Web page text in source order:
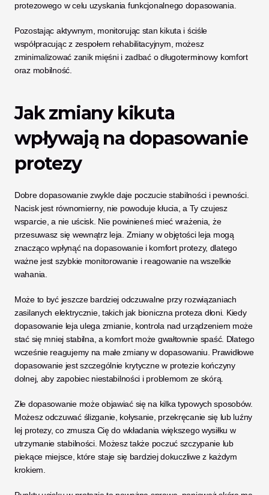
protezowego w celu uzyskania funkcjonalnego dopasowania.
Pozostając aktywnym, monitorując stan kikuta i ściśle
współpracując z zespołem rehabilitacyjnym, możesz
zminimalizować zanik mięśni i zadbać o długoterminowy komfort
oraz mobilność.
Jak zmiany kikuta
wpływają na dopasowanie
protezy
Dobre dopasowanie zwykle daje poczucie stabilności i pewności.
Nacisk jest równomierny, nie powoduje kłucia, a Ty czujesz
wsparcie, a nie uścisk. Nie powinieneś mieć wrażenia, że
przesuwasz się wewnątrz leja. Zmiany w objętości leja mogą
znacząco wpłynąć na dopasowanie i komfort protezy, dlatego
ważne jest szybkie monitorowanie i reagowanie na wszelkie
wahania.
Może to być jeszcze bardziej odczuwalne przy rozwiązaniach
zasilanych elektrycznie, takich jak bioniczna proteza dłoni. Kiedy
dopasowanie leja ulega zmianie, kontrola nad urządzeniem może
stać się mniej stabilna, a komfort może gwałtownie spaść. Dlatego
wcześnie reagujemy na małe zmiany w dopasowaniu. Prawidłowe
dopasowanie jest szczególnie krytyczne w protezie kończyny
dolnej, aby zapobiec niestabilności i problemom ze skórą.
Złe dopasowanie może objawiać się na kilka typowych sposobów.
Możesz odczuwać ślizganie, kołysanie, przekręcanie się lub luźny
lej protezy, co zmusza Cię do wkładania większego wysiłku w
utrzymanie stabilności. Możesz także poczuć szczypanie lub
piekące miejsce, które staje się bardziej dokuczliwe z każdym
krokiem.